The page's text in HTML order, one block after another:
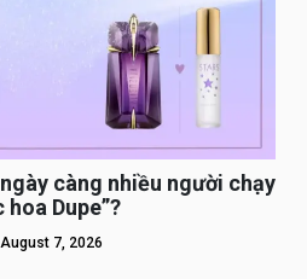
càng nhiều người chạy
Dupe”?
August 7, 2026